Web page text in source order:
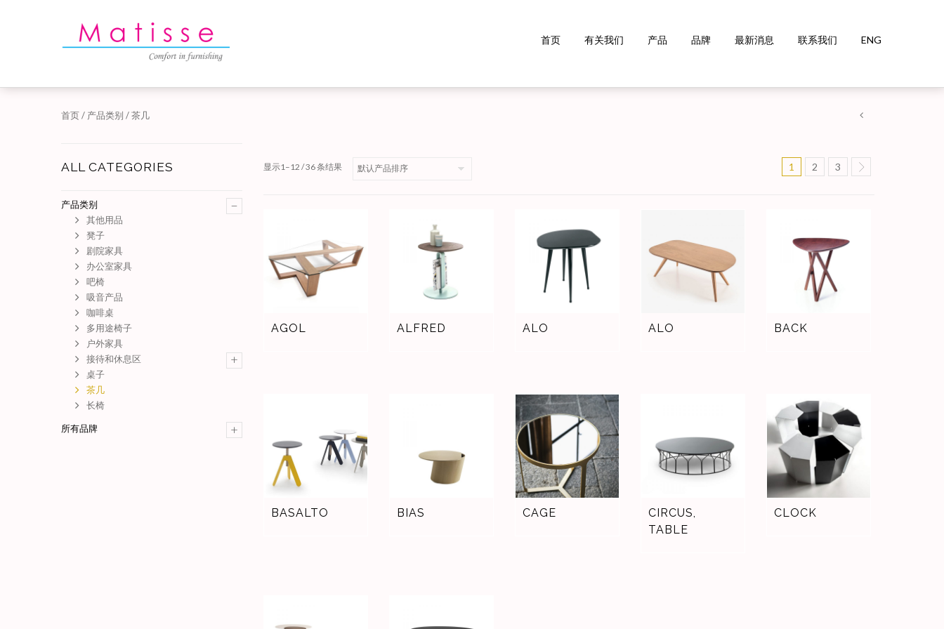
首页 有关我们 产品 品牌 最新消息 联系我们 ENG
首页/ 产品类别 / 茶几
ALL CATEGORIES
–
产品类别
其他用品
凳子
剧院家具
办公室家具
吧椅
吸音产品
咖啡桌
多用途椅子
户外家具
+
接待和休息区
桌子
茶几
长椅
+
所有品牌
显示1–12 / 36 条结果 1 2 3
AGOL ALFRED ALO ALO BACK
BASALTO BIAS CAGE
CIRCUS,
TABLE
CLOCK